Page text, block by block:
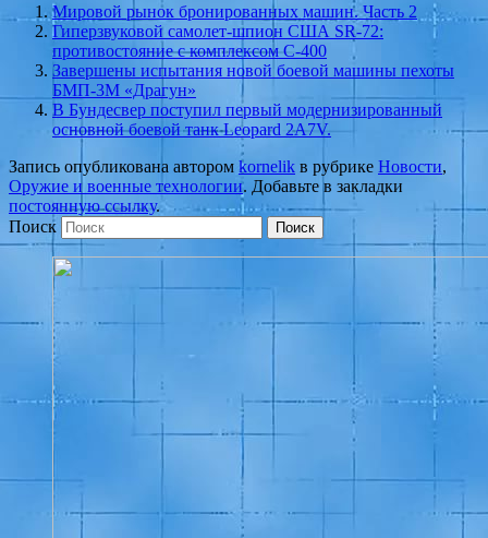
Мировой рынок бронированных машин. Часть 2
Гиперзвуковой самолет-шпион США SR-72:
противостояние с комплексом С-400
Завершены испытания новой боевой машины пехоты
БМП-3М «Драгун»
В Бундесвер поступил первый модернизированный
основной боевой танк Leopard 2A7V.
Запись опубликована автором kornelik в рубрике Новости,
Оружие и военные технологии. Добавьте в закладки
постоянную ссылку.
Поиск